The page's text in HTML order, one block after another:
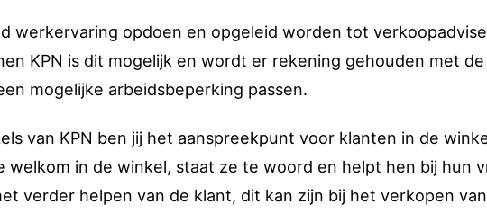
werkervaring opdoen en opgeleid worden tot
KPN is dit mogelijk en wordt er rekening gehouden met de
mogelijke arbeidsbeperking passen.
van KPN ben jij het aanspreekpunt voor klanten in de
welkom in de winkel, staat ze te woord en helpt hen bij hun
verder helpen van de klant, dit kan zijn bij het verkopen